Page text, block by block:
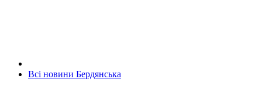
Всі новини Бердянська